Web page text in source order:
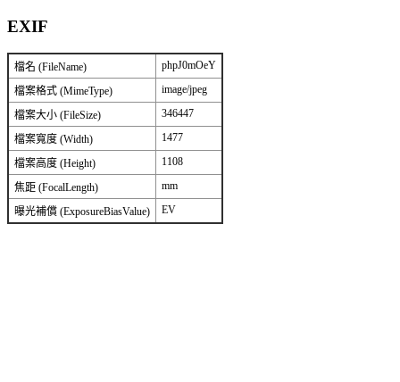
EXIF
檔名 (FileName) phpJ0mOeY
檔案格式 (MimeType) image/jpeg
檔案大小 (FileSize) 346447
檔案寬度 (Width) 1477
檔案高度 (Height) 1108
焦距 (FocalLength) mm
曝光補償 (ExposureBiasValue) EV